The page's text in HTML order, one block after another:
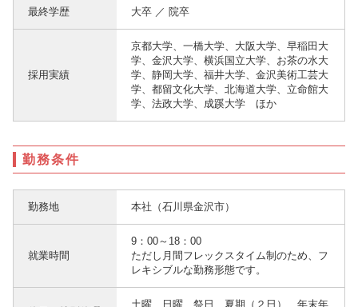
最終学歴 大卒 ／ 院卒
採用実績
京都大学、一橋大学、大阪大学、早稲田大
学、金沢大学、横浜国立大学、お茶の水大
学、静岡大学、福井大学、金沢美術工芸大
学、都留文化大学、北海道大学、立命館大
学、法政大学、成蹊大学 ほか
勤務条件
勤務地 本社（石川県金沢市）
就業時間
9：00～18：00
ただし月間フレックスタイム制のため、フ
レキシブルな勤務形態です。
土曜、日曜、祭日、夏期（２日）、年末年